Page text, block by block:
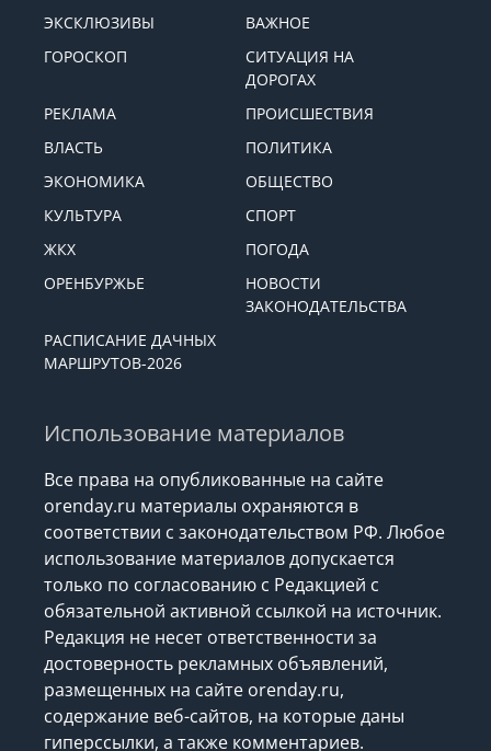
ЭКСКЛЮЗИВЫ
ВАЖНОЕ
ГОРОСКОП
СИТУАЦИЯ НА
ДОРОГАХ
РЕКЛАМА
ПРОИСШЕСТВИЯ
ВЛАСТЬ
ПОЛИТИКА
ЭКОНОМИКА
ОБЩЕСТВО
КУЛЬТУРА
СПОРТ
ЖКХ
ПОГОДА
ОРЕНБУРЖЬЕ
НОВОСТИ
ЗАКОНОДАТЕЛЬСТВА
РАСПИСАНИЕ ДАЧНЫХ
МАРШРУТОВ-2026
Использование материалов
Все права на опубликованные на сайте
orenday.ru материалы охраняются в
соответствии с законодательством РФ. Любое
использование материалов допускается
только по согласованию с Редакцией с
обязательной активной ссылкой на источник.
Редакция не несет ответственности за
достоверность рекламных объявлений,
размещенных на сайте orenday.ru,
содержание веб-сайтов, на которые даны
гиперссылки, а также комментариев.